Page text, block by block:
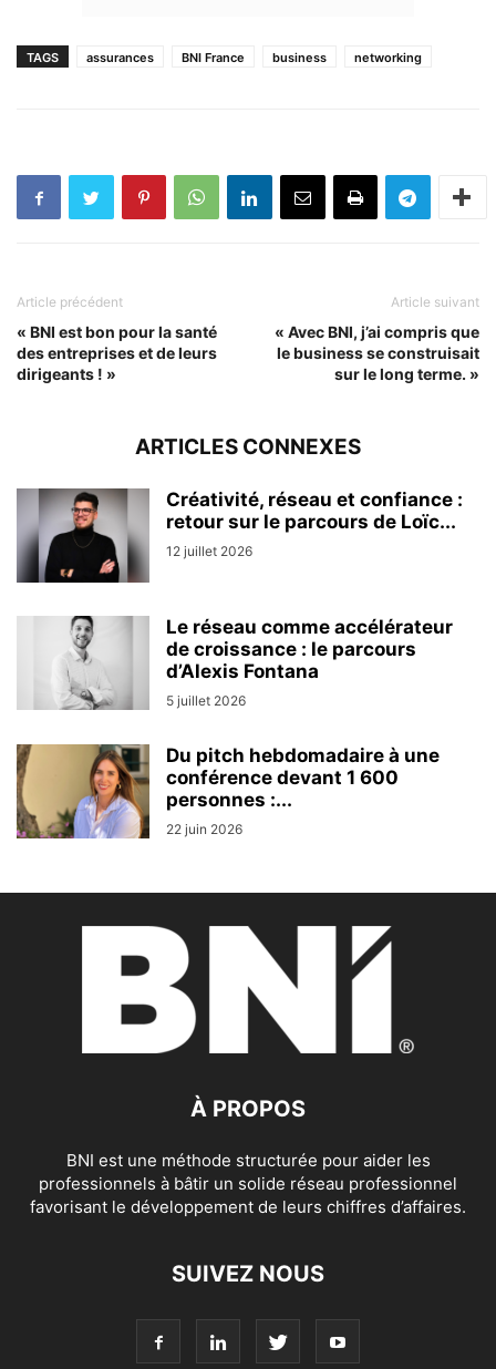
TAGS assurances BNI France business networking
Article précédent
« BNI est bon pour la santé
des entreprises et de leurs
dirigeants ! »
Article suivant
« Avec BNI, j’ai compris que
le business se construisait
sur le long terme. »
ARTICLES CONNEXES
Créativité, réseau et confiance :
retour sur le parcours de Loïc...
12 juillet 2026
Le réseau comme accélérateur
de croissance : le parcours
d’Alexis Fontana
5 juillet 2026
Du pitch hebdomadaire à une
conférence devant 1 600
personnes :...
22 juin 2026
À PROPOS
BNI est une méthode structurée pour aider les
professionnels à bâtir un solide réseau professionnel
favorisant le développement de leurs chiffres d’affaires.
SUIVEZ NOUS